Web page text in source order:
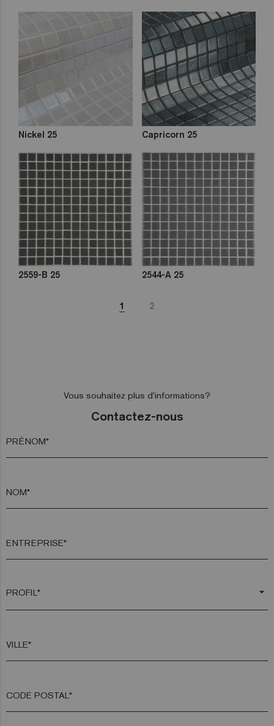
Nickel 25 Capricorn 25
2559-B 25 2544-A 25
1 2
Vous souhaitez plus d’informations?
Contactez-nous
PRÉNOM*
NOM*
ENTREPRISE*
arrow_drop_down
VILLE*
CODE POSTAL*